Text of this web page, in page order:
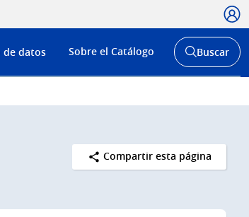
Menú
de
de datos Sobre el Catálogo
Abrir
buscador
Buscar
Compartir esta página